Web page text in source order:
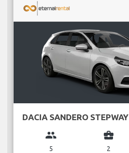
DACIA SANDERO STEPWAY
group
5
business_center
2